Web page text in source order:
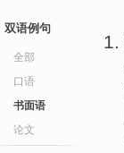
双语例句
全部
口语
书面语
论文